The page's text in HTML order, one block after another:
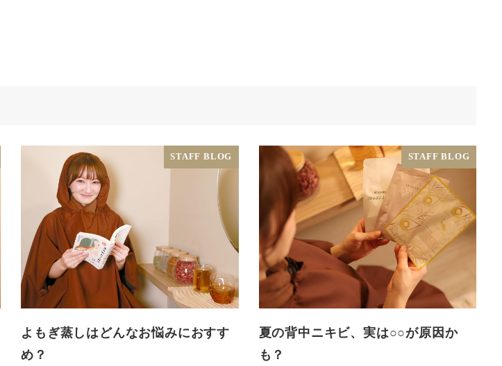
STAFF BLOG
よもぎ蒸しはどんなお悩みにおすす
め？
STAFF BLOG
夏の背中ニキビ、実は○○が原因か
も？